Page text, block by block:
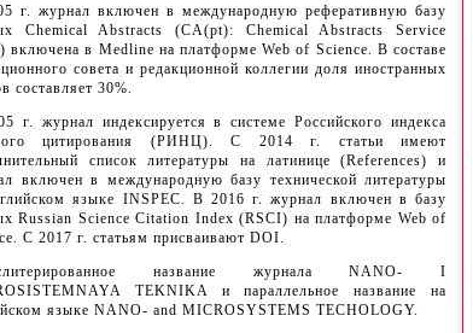
г. журнал включен в международную реферативную базу
Chemical Abstracts (CA(pt): Chemical Abstracts Service
включена в Medline на платформе Web of Science. В составе
совета и редакционной коллегии доля иностранных
составляет 30%.
г. журнал индексируется в системе Российского индекса
цитирования (РИНЦ). С 2014 г. статьи имеют
список литературы на латинице (References) и
включен в международную базу технической литературы
языке INSPEC. В 2016 г. журнал включен в базу
Russian Science Citation Index (RSCI) на платформе Web of
С 2017 г. статьям присваивают DOI.
название журнала NANO- I
TEKNIKA и параллельное название на
языке NANO- and MICROSYSTEMS TECHOLOGY.